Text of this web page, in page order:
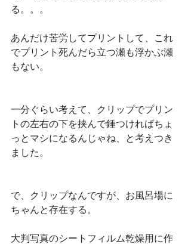
る。。。
あんだけ苦労してプリントして、これ
でプリント死んだら立つ瀬も浮かぶ瀬
もない。
一分ぐらい考えて、クリップでプリン
トの左右の下を挟んで錘つければちょ
っとマシになるんじゃね、と考えつき
ました。
で、クリップなんですが、お風呂場に
ちゃんと存在する。
大判写真のシートフィルム乾燥用に作